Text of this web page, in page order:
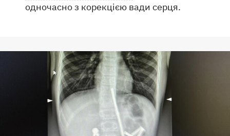
одночасно з корекцією вади серця.